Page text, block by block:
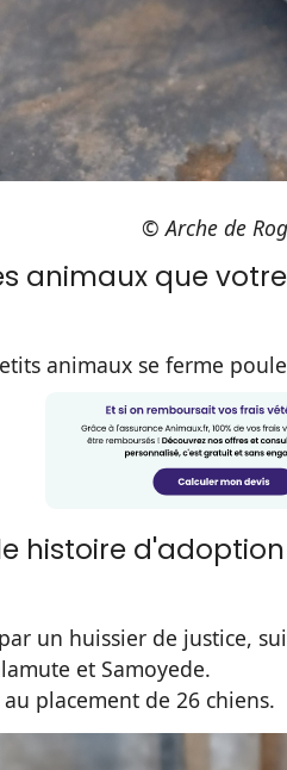
© Arche de
animaux que
animaux se ferme
histoire
un huissier de justice,
et Samoyede.
placement de 26 chiens.